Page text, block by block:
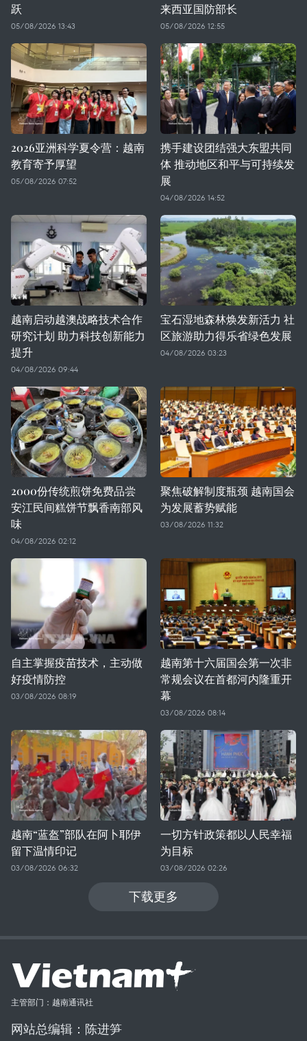
跃
05/08/2026 13:43
来西亚国防部长
05/08/2026 12:55
2026亚洲科学夏令营：越南
教育寄予厚望
05/08/2026 07:52
携手建设团结强大东盟共同
体 推动地区和平与可持续发
展
04/08/2026 14:52
越南启动越澳战略技术合作
研究计划 助力科技创新能力
提升
04/08/2026 09:44
宝石湿地森林焕发新活力 社
区旅游助力得乐省绿色发展
04/08/2026 03:23
2000份传统煎饼免费品尝
安江民间糕饼节飘香南部风
味
04/08/2026 02:12
聚焦破解制度瓶颈 越南国会
为发展蓄势赋能
03/08/2026 11:32
自主掌握疫苗技术，主动做
好疫情防控
03/08/2026 08:19
越南第十六届国会第一次非
常规会议在首都河内隆重开
幕
03/08/2026 08:14
越南“蓝盔”部队在阿卜耶伊
留下温情印记
03/08/2026 06:32
一切方针政策都以人民幸福
为目标
03/08/2026 02:26
下载更多
主管部门：越南通讯社
网站总编辑：陈进笋